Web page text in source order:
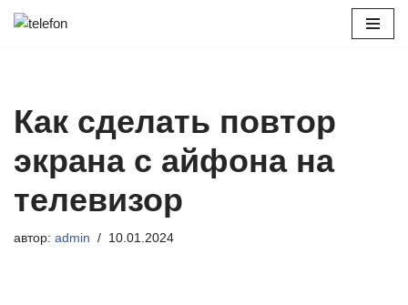
Как сделать повтор
экрана с айфона на
телевизор
автор: admin 10.01.2024